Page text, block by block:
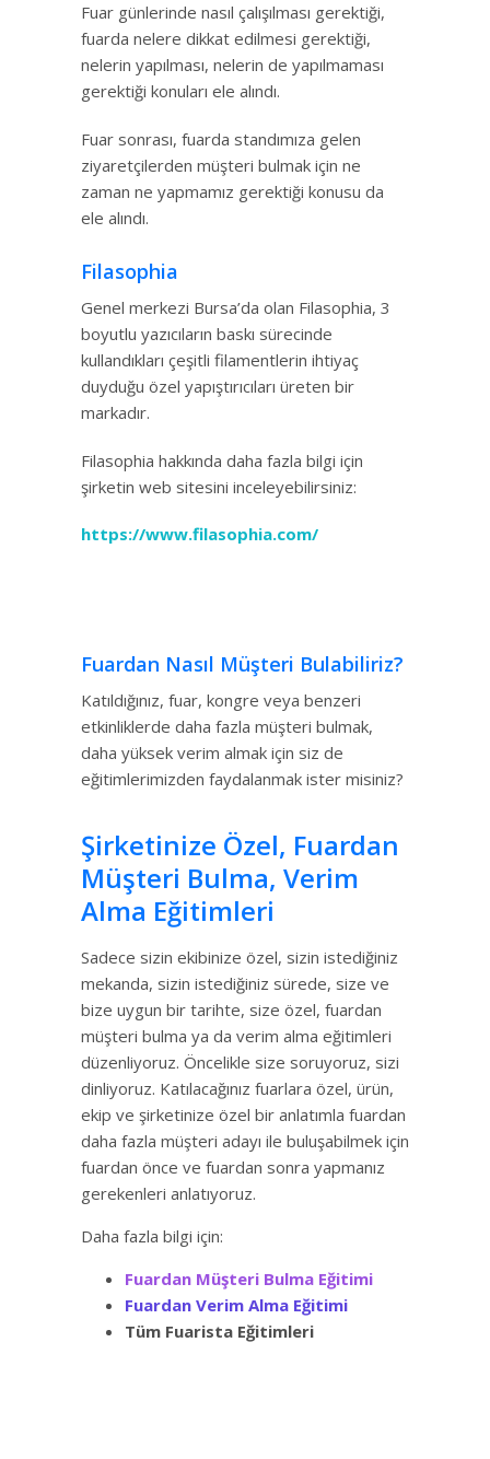
Fuar günlerinde nasıl çalışılması gerektiği,
fuarda nelere dikkat edilmesi gerektiği,
nelerin yapılması, nelerin de yapılmaması
gerektiği konuları ele alındı.
Fuar sonrası, fuarda standımıza gelen
ziyaretçilerden müşteri bulmak için ne
zaman ne yapmamız gerektiği konusu da
ele alındı.
Filasophia
Genel merkezi Bursa’da olan Filasophia, 3
boyutlu yazıcıların baskı sürecinde
kullandıkları çeşitli filamentlerin ihtiyaç
duyduğu özel yapıştırıcıları üreten bir
markadır.
Filasophia hakkında daha fazla bilgi için
şirketin web sitesini inceleyebilirsiniz:
https://www.filasophia.com/
Fuardan Nasıl Müşteri Bulabiliriz?
Katıldığınız, fuar, kongre veya benzeri
etkinliklerde daha fazla müşteri bulmak,
daha yüksek verim almak için siz de
eğitimlerimizden faydalanmak ister misiniz?
Şirketinize Özel, Fuardan
Müşteri Bulma, Verim
Alma Eğitimleri
Sadece sizin ekibinize özel, sizin istediğiniz
mekanda, sizin istediğiniz sürede, size ve
bize uygun bir tarihte, size özel, fuardan
müşteri bulma ya da verim alma eğitimleri
düzenliyoruz. Öncelikle size soruyoruz, sizi
dinliyoruz. Katılacağınız fuarlara özel, ürün,
ekip ve şirketinize özel bir anlatımla fuardan
daha fazla müşteri adayı ile buluşabilmek için
fuardan önce ve fuardan sonra yapmanız
gerekenleri anlatıyoruz.
Daha fazla bilgi için:
Fuardan Müşteri Bulma Eğitimi
Fuardan Verim Alma Eğitimi
Tüm Fuarista Eğitimleri